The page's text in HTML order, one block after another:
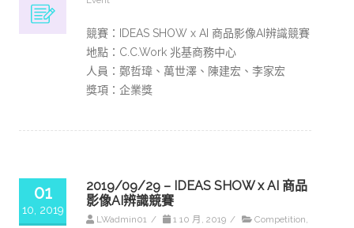
競賽：IDEAS SHOW x AI 商品影像AI辨識競賽
地點：C.C.Work 兆基商務中心
人員：鄭哲瑋、萬世澤、陳建宏、李家宏
獎項：企業獎
01
10, 2019
2019/09/29 – IDEAS SHOW x AI 商品
影像AI辨識競賽
LWadmin01 / 1 10 月, 2019 / Competition,